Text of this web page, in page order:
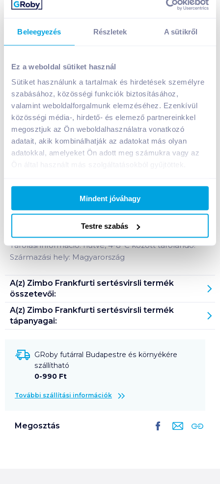
Beleegyezés Részletek A sütikről
Ez a weboldal sütiket használ
Sütiket használunk a tartalmak és hirdetések személyre
szabásához, közösségi funkciók biztosításához,
valamint weboldalforgalmunk elemzéséhez. Ezenkívül
közösségi média-, hirdető- és elemező partnereinkkel
megosztjuk az Ön weboldalhasználatra vonatkozó
adatait, akik kombinálhatják az adatokat más olyan
adatokkal, amelyeket Ön adott meg számukra vagy az
Mindent jóváhagy
Testre szabás
Zimbo Frankfurti sertésvirsli
A termék jelenleg nem elérhető
Bevásárlólistához adom Értesíts, ha olcsóbb!
Termékleírás a(z)Zimbo Frankfurti
sertésvirslitermékhez:
Zimbo frankfurti virsli.
Tárolási információ: hűtve, 4-8°C között tárolandó!
Származási hely: Magyarország
A(z) Zimbo Frankfurti sertésvirsli termék
összetevői:
A(z) Zimbo Frankfurti sertésvirsli termék
tápanyagai:
GRoby futárral Budapestre és környékére
szállítható
0-990 Ft
További szállítási információk
Megosztás